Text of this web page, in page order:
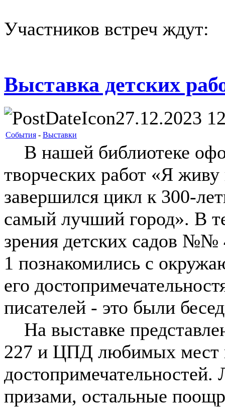
Участников встреч ждут:
Выставка детских
27.12.2023
События - Выставки
В нашей библиотеке
творческих работ «Я
завершился цикл к 300-
самый лучший город». В
зрения детских садов
1 познакомились с
его
писателей - это были
На выставке
227 и ЦПД любимых мест
призами, остальные